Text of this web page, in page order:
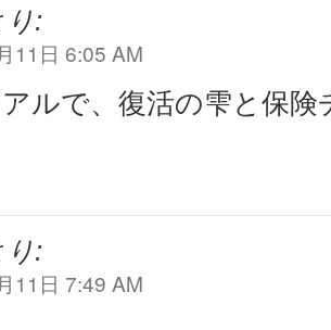
り:
11日 6:05 AM
アルで、復活の雫と保
り:
11日 7:49 AM